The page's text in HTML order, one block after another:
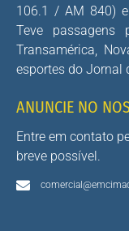
106.1 / AM 840)
Teve passagens
Transamérica,
esportes do Jornal
ANUNCIE NO
Entre em contato
breve possível.